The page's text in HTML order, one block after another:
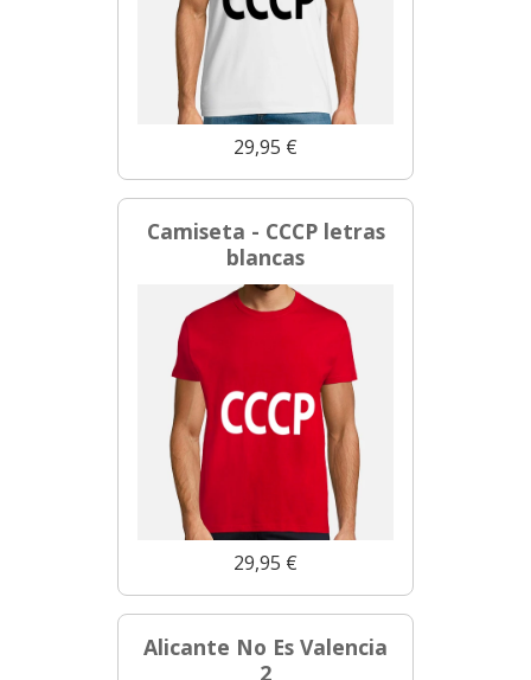
29,95 €
Camiseta - CCCP letras
blancas
29,95 €
Alicante No Es Valencia
2